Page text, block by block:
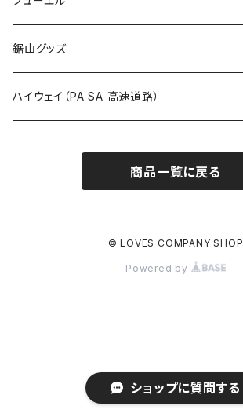
ショップに質問する
ROUTE 700～799号線
ROUTE 600～699号線
ROUTE 700～799号線
栃木県
群馬県
ホテルキーホルダー
たばこ・禁煙ステッカー
ステッカー
鋸山グッズ
Tシャツ
ハイウェイ（PA SA 高速道路）
商品一覧に戻る
© LOVES COMPANY SHOP
Powered by